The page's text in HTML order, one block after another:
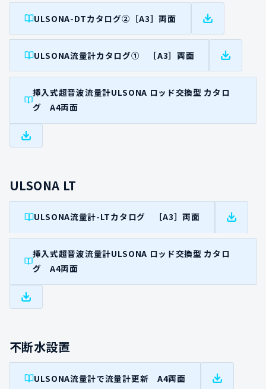
ULSONA-DTカタログ②［A3］両面
ULSONA流量計カタログ① ［A3］両面
挿入式超音波流量計ULSONA ロッド交換型 カタロ
グ A4両面
ULSONA LT
ULSONA流量計-LTカタログ ［A3］両面
挿入式超音波流量計ULSONA ロッド交換型 カタロ
グ A4両面
不断水設置
ULSONA流量計で流量計更新 A4両面